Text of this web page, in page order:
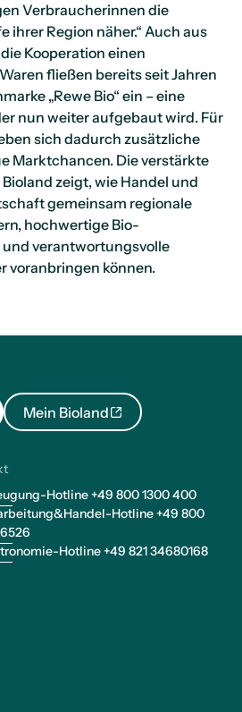
Verbraucherinnen die
ihrer Region näher.“ Auch aus
Kooperation einen
fließen bereits seit Jahren
„Rewe Bio“ ein – eine
nun weiter aufgebaut wird. Für
sich dadurch zusätzliche
Marktchancen. Die verstärkte
zeigt, wie Handel und
gemeinsam regionale
hochwertige Bio-
verantwortungsvolle
voranbringen können.
Mein Bioland
Hotline +49 800 1300 400
Hotline +49 800
Hotline +49 821 34680168